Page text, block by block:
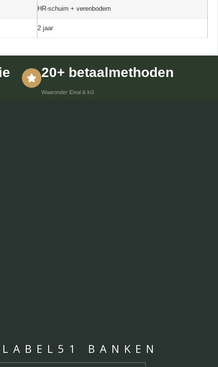
HR-schuim + verenbodem
2 jaar
20+ betaalmethoden
Waaronder iDeal & in3
BANKEN